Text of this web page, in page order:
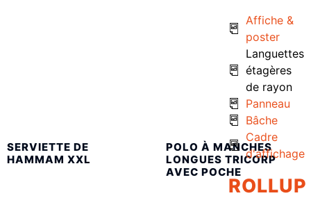
Affiche &
poster
Languettes
étagères
de rayon
Panneau
Bâche
Cadre
d'affichage
ROLLUP
SERVIETTE DE
HAMMAM XXL
POLO À MANCHES
LONGUES TRICORP
AVEC POCHE